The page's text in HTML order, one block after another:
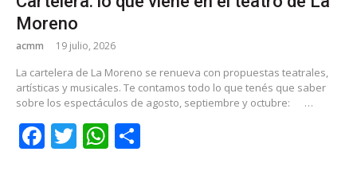
Moreno
acmm 19 julio, 2026
La cartelera de La Moreno se renueva con propuestas teatrales,
artísticas y musicales. Te contamos todo lo que tenés que saber
sobre los espectáculos de agosto, septiembre y octubre:
…
Facebook
TwitterWhatsApp